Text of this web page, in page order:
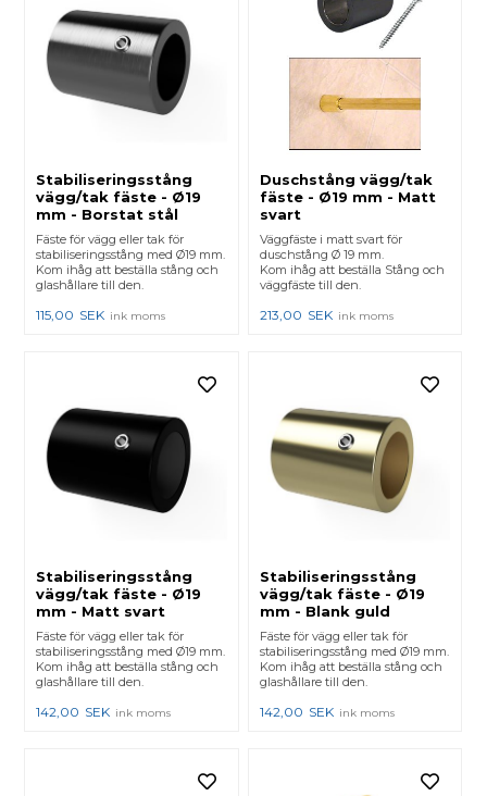
Stabiliseringsstång
vägg/tak fäste - Ø19
mm - Borstat stål
Fäste för vägg eller tak för
stabiliseringsstång med Ø19 mm.
Kom ihåg att beställa stång och
glashållare till den.
115,00 SEK ink moms
Duschstång vägg/tak
fäste - Ø19 mm - Matt
svart
Väggfäste i matt svart för
duschstång Ø 19 mm.
Kom ihåg att beställa Stång och
väggfäste till den.
213,00 SEK ink moms
Stabiliseringsstång
vägg/tak fäste - Ø19
mm - Matt svart
Fäste för vägg eller tak för
stabiliseringsstång med Ø19 mm.
Kom ihåg att beställa stång och
glashållare till den.
142,00 SEK ink moms
Stabiliseringsstång
vägg/tak fäste - Ø19
mm - Blank guld
Fäste för vägg eller tak för
stabiliseringsstång med Ø19 mm.
Kom ihåg att beställa stång och
glashållare till den.
142,00 SEK ink moms